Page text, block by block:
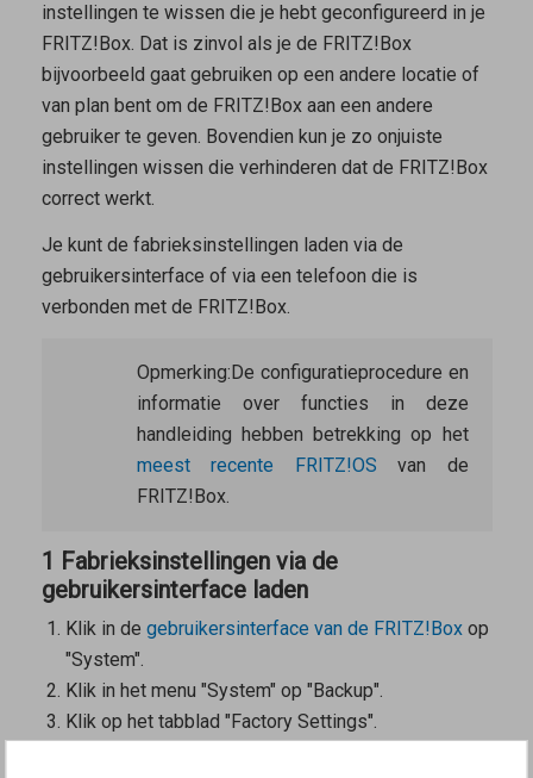
instellingen te wissen die je hebt geconfigureerd in je
FRITZ!Box. Dat is zinvol als je de FRITZ!Box
bijvoorbeeld gaat gebruiken op een andere locatie of
van plan bent om de FRITZ!Box aan een andere
gebruiker te geven. Bovendien kun je zo onjuiste
instellingen wissen die verhinderen dat de FRITZ!Box
correct werkt.
Je kunt de fabrieksinstellingen laden via de
gebruikersinterface of via een telefoon die is
verbonden met de FRITZ!Box.
Opmerking:De configuratieprocedure en
informatie over functies in deze
handleiding hebben betrekking op het
meest recente FRITZ!OS van de
FRITZ!Box.
1 Fabrieksinstellingen via de
gebruikersinterface laden
Klik in de gebruikersinterface van de FRITZ!Boxop
"System".
Klik in het menu "System" op "Backup".
Klik op het tabblad "Factory Settings".